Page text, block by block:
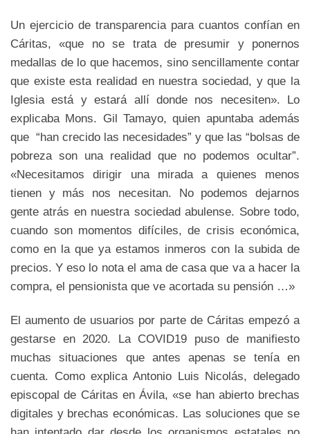
Un ejercicio de transparencia para cuantos confían en
Cáritas, «que no se trata de presumir y ponernos
medallas de lo que hacemos, sino sencillamente contar
que existe esta realidad en nuestra sociedad, y que la
Iglesia está y estará allí donde nos necesiten». Lo
explicaba Mons. Gil Tamayo, quien apuntaba además
que “han crecido las necesidades” y que las “bolsas de
pobreza son una realidad que no podemos ocultar”.
«Necesitamos dirigir una mirada a quienes menos
tienen y más nos necesitan. No podemos dejarnos
gente atrás en nuestra sociedad abulense. Sobre todo,
cuando son momentos difíciles, de crisis económica,
como en la que ya estamos inmeros con la subida de
precios. Y eso lo nota el ama de casa que va a hacer la
compra, el pensionista que ve acortada su pensión …»
El aumento de usuarios por parte de Cáritas empezó a
gestarse en 2020. La COVID19 puso de manifiesto
muchas situaciones que antes apenas se tenía en
cuenta. Como explica Antonio Luis Nicolás, delegado
episcopal de Cáritas en Ávila, «se han abierto brechas
digitales y brechas económicas. Las soluciones que se